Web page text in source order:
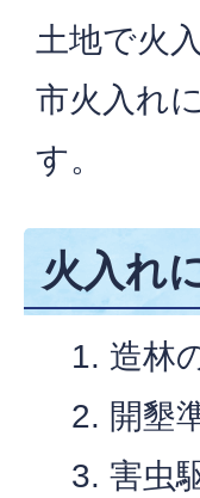
土地で火
市火入れ
す。
火入れ
造林
開墾
害虫